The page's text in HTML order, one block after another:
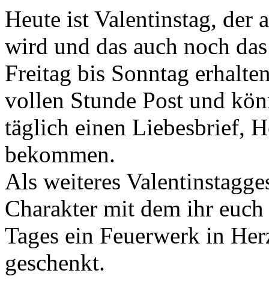
Heute ist Valentinstag, der
wird und das auch noch
Freitag bis Sonntag
vollen Stunde Post und
täglich einen Liebesbrief,
bekommen.
Als weiteres
Charakter mit dem ihr
Tages ein Feuerwerk in
geschenkt.